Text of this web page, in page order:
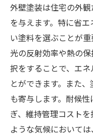
外壁塗装は住宅の外
を与えます。特に省
い塗料を選ぶことが
光の反射効率や熱の
択をすることで、エ
とができます。また
も寄与します。耐候
ぎ、維持管理コスト
ような気候において